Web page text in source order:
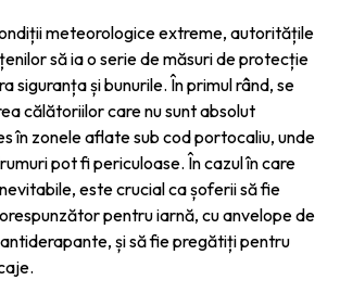
meteorologice extreme, autoritățile
să ia o serie de măsuri de protecție
siguranța și bunurile. În primul rând, se
călătoriilor care nu sunt absolut
în zonele aflate sub cod portocaliu, unde
pot fi periculoase. În cazul în care
este crucial ca șoferii să fie
pentru iarnă, cu anvelope de
și să fie pregătiți pentru